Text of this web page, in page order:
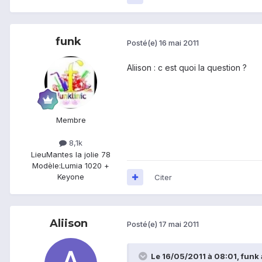
funk
Membre
8,1k
LieuMantes la jolie 78
Modèle:Lumia 1020 +
Keyone
Posté(e) 16 mai 2011
Aliison : c est quoi la question ?
Citer
Aliison Posté(e) 17 mai 2011
Le 16/05/2011 à 08:01, funk